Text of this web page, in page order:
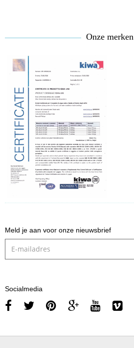
Onze merken
Meld je aan voor onze nieuwsbrief
Socialmedia